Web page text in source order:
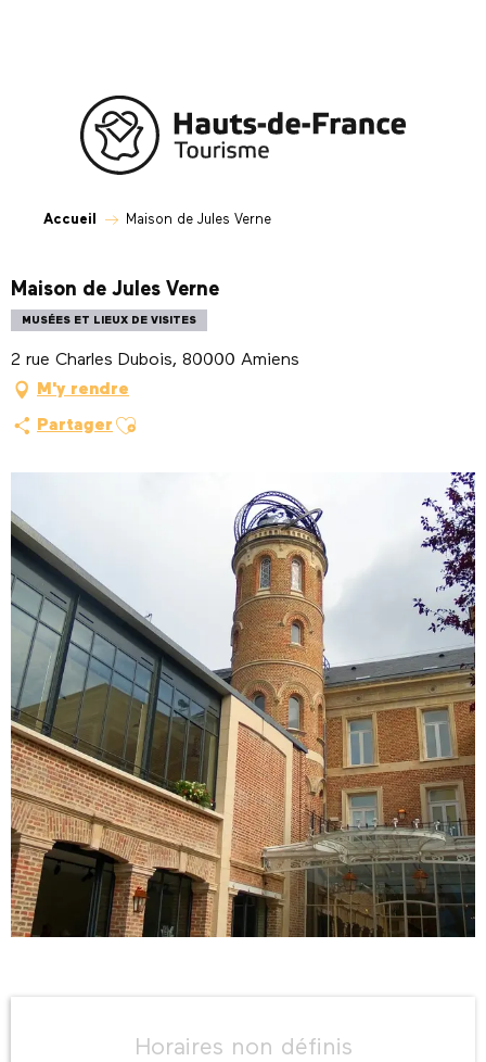
Accueil Maison de Jules Verne
Maison de Jules Verne
MUSÉES ET LIEUX DE VISITES
2 rue Charles Dubois, 80000 Amiens
M'y rendre
Partager Ajouter aux favoris
Horaires non définis